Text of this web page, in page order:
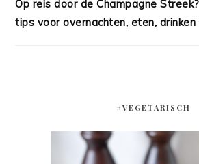
Op reis door de Champagne
tips voor overnachten, eten, drinken
#VEGETARISCH